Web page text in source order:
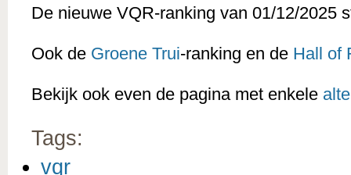
De nieuwe VQR-ranking van 01/12/2025
Ook de Groene Trui-ranking en de Hall of
Bekijk ook even de pagina met enkele
Tags:
vqr